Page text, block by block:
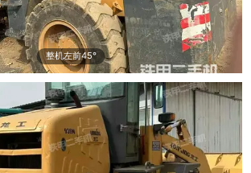
整机左前45°